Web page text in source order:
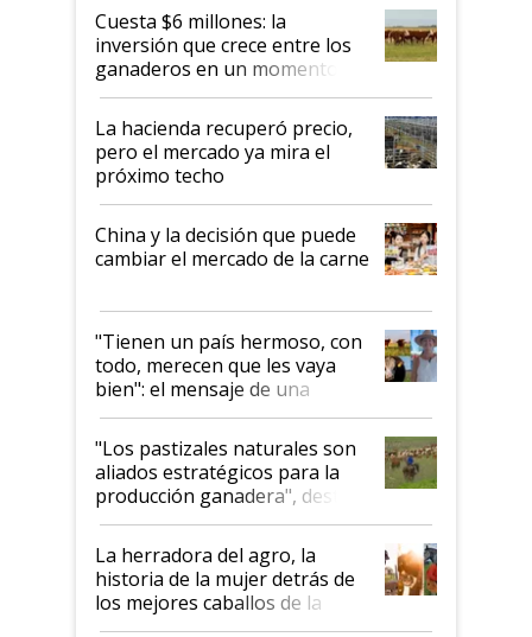
Cuesta $6 millones: la
inversión que crece entre los
ganaderos en un momento
histórico para la actividad
La hacienda recuperó precio,
pero el mercado ya mira el
próximo techo
China y la decisión que puede
cambiar el mercado de la carne
"Tienen un país hermoso, con
todo, merecen que les vaya
bien": el mensaje de una
ganadera uruguaya sobre las
oportunidades que se abren
para el agro en Argentina, con
foco en la carne
"Los pastizales naturales son
aliados estratégicos para la
producción ganadera", destaca
la iniciativa que ya reúne a 46
establecimientos en Argentina
La herradora del agro, la
historia de la mujer detrás de
los mejores caballos de la
Argentina y los mitos que